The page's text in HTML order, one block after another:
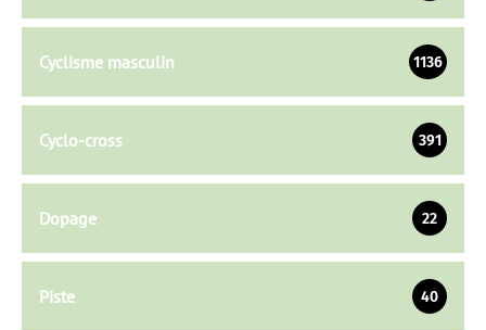
Cyclisme masculin 1136
Cyclo-cross 391
Dopage 22
Piste 40